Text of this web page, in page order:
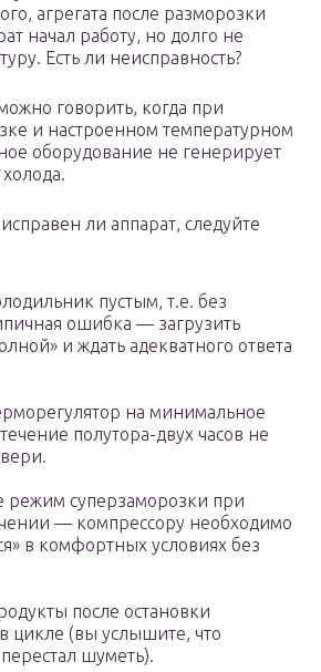
агрегата после разморозки
начал работу, но долго не
Есть ли неисправность?
говорить, когда при
и настроенном температурном
оборудование не генерирует
ли аппарат, следуйте
пустым, т.е. без
ошибка — загрузить
и ждать адекватного ответа
на минимальное
полутора-двух часов не
режим суперзаморозки при
— компрессору необходимо
в комфортных условиях без
после остановки
цикле (вы услышите, что
шуметь).